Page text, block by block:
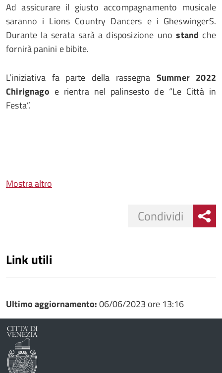
Ad assicurare il giusto accompagnamento musicale
saranno i Lions Country Dancers e i GheswingerS.
Durante la serata sarà a disposizione unostand che
fornirà panini e bibite.
L’iniziativa fa parte della rassegna Summer 2022
Chirignago e rientra nel palinsesto de “Le Città in
Festa”.
Mostra altro
Condividi
Link utili
Ultimo aggiornamento:06/06/2023 ore 13:16